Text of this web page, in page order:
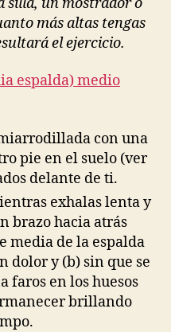
más altas tengas
el ejercicio.
espalda) medio
con una
pie en el suelo (ver
delante de ti.
exhalas lenta y
brazo hacia atrás
media de la espalda
dolor y (b) sin que se
faros en los huesos
brillando